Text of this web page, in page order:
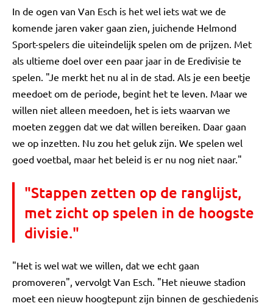
In de ogen van Van Esch is het wel iets wat we de
komende jaren vaker gaan zien, juichende Helmond
Sport-spelers die uiteindelijk spelen om de prijzen. Met
als ultieme doel over een paar jaar in de Eredivisie te
spelen. "Je merkt het nu al in de stad. Als je een beetje
meedoet om de periode, begint het te leven. Maar we
willen niet alleen meedoen, het is iets waarvan we
moeten zeggen dat we dat willen bereiken. Daar gaan
we op inzetten. Nu zou het geluk zijn. We spelen wel
goed voetbal, maar het beleid is er nu nog niet naar."
"Stappen zetten op de ranglijst,
met zicht op spelen in de hoogste
divisie."
"Het is wel wat we willen, dat we echt gaan
promoveren", vervolgt Van Esch. "Het nieuwe stadion
moet een nieuw hoogtepunt zijn binnen de geschiedenis